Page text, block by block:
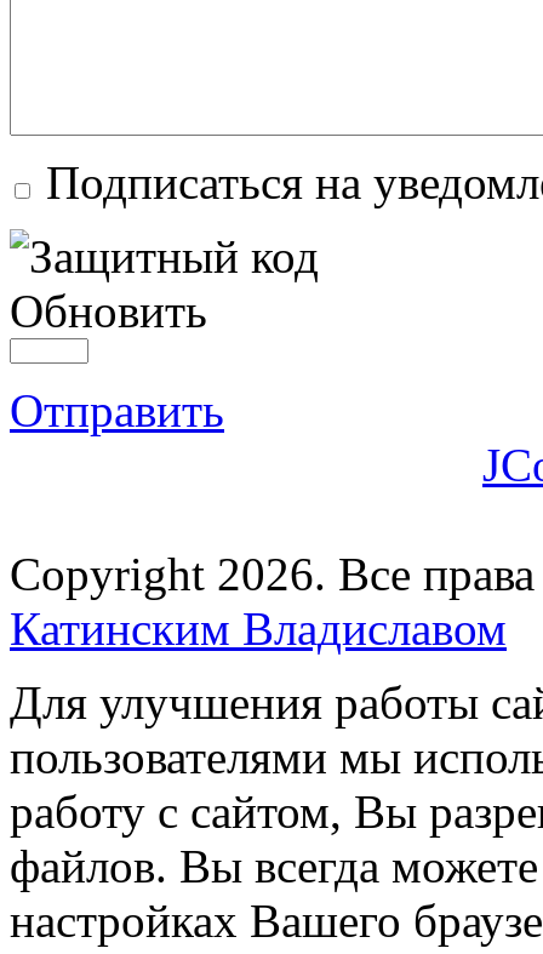
Подписаться на
Обновить
Отправить
Copyright 2026. Все
Катинским Владиславом
Для улучшения работы
пользователями мы
работу с сайтом, Вы
файлов. Вы всегда
настройках Вашего